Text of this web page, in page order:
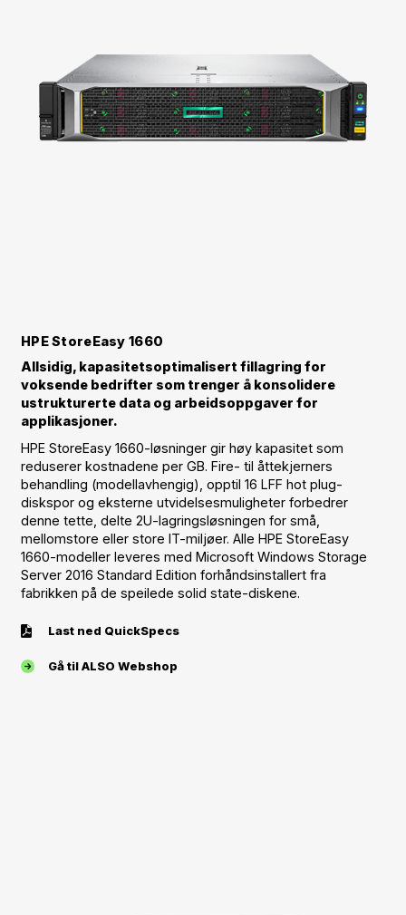
HPE StoreEasy 1660
Allsidig, kapasitetsoptimalisert fillagring for
voksende bedrifter som trenger å konsolidere
ustrukturerte data og arbeidsoppgaver for
applikasjoner.
HPE StoreEasy 1660-løsninger gir høy kapasitet som
reduserer kostnadene per GB. Fire- til åttekjerners
behandling (modellavhengig), opptil 16 LFF hot plug-
diskspor og eksterne utvidelsesmuligheter forbedrer
denne tette, delte 2U-lagringsløsningen for små,
mellomstore eller store IT-miljøer. Alle HPE StoreEasy
1660-modeller leveres med Microsoft Windows Storage
Server 2016 Standard Edition forhåndsinstallert fra
fabrikken på de speilede solid state-diskene.
Last ned QuickSpecs
Gå til ALSO Webshop